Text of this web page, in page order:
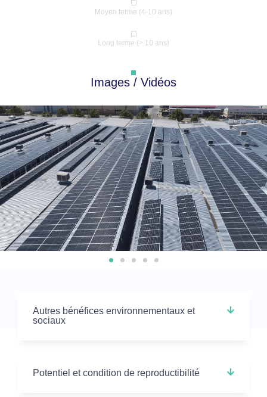
Moyen terme (4-10 ans)
Long terme (> 10 ans)
Images / Vidéos
Autres bénéfices environnementaux et
sociaux
Potentiel et condition de reproductibilité